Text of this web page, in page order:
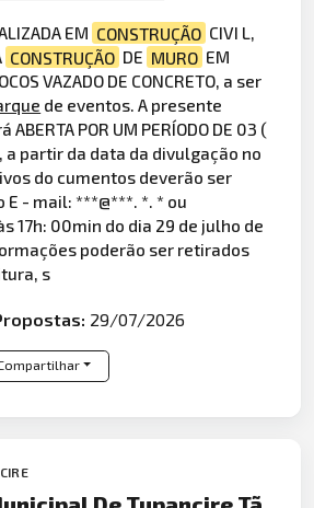
EM CONSTRUÇÃO CIVI L,
CONSTRUÇÃO DE MURO EM
VAZADO DE CONCRETO, a ser
de eventos. A presente
POR UM PERÍODO DE 03 (
a partir da data da divulgação no
do cumentos deverão ser
- mail: ***@***. *. * ou
17h: 00min do dia 29 de julho de
poderão ser retirados
s
29/07/2026